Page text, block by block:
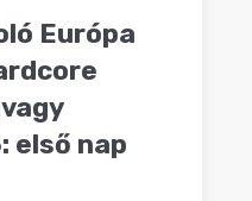
Európa
első nap